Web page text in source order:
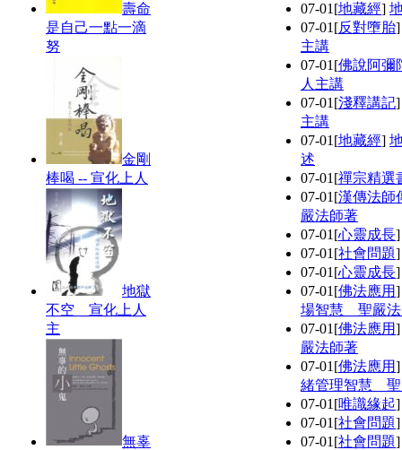
壽命
是自己一點一滴
努
金剛
棒喝 -- 宣化上人
地獄
不空 宣化上人
主
無辜
07-01 [地藏經]
07-01 [反對墮胎
主講
07-01 [佛說阿彌
人主講
07-01 [淺釋講記
主講
07-01 [地藏經]
述
07-01 [禪宗精選
07-01 [漢傳法師
嚴法師著
07-01 [心靈成長
07-01 [社會問題
07-01 [心靈成長
07-01 [佛法應用
場智慧 聖嚴
07-01 [佛法應用
嚴法師著
07-01 [佛法應用
緒管理智慧
07-01 [唯識緣起
07-01 [社會問題
07-01 [社會問題